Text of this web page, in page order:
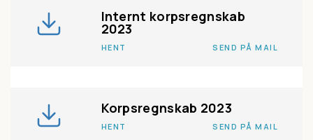
Internt korpsregnskab
2023
HENT SEND PÅ MAIL
Korpsregnskab 2023
HENT SEND PÅ MAIL